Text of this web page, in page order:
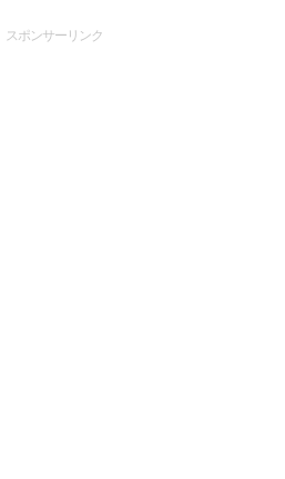
スポンサーリンク